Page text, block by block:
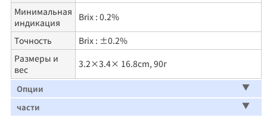
Минимальная
индикация
Brix : 0.2%
Точность
Brix : ±0.2%
Размеры и
вес
3.2×3.4× 16.8cm, 90г
Опции
части